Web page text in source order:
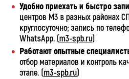
Удобно приехать и быстро
центров М3 в разных районах
круглосуточно; запись по
WhatsApp. (m3-spb.ru)
Работают опытные
отбор материалов и контроль
этапе. (m3-spb.ru)